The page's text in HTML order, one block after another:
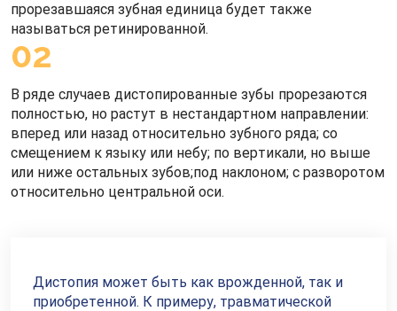
прорезавшаяся зубная единица будет также
называться ретинированной.
02
В ряде случаев дистопированные зубы прорезаются
полностью, но растут в нестандартном направлении:
вперед или назад относительно зубного ряда; со
смещением к языку или небу; по вертикали, но выше
или ниже остальных зубов;под наклоном; с разворотом
относительно центральной оси.
Дистопия может быть как врожденной, так и
приобретенной. К примеру, травматической